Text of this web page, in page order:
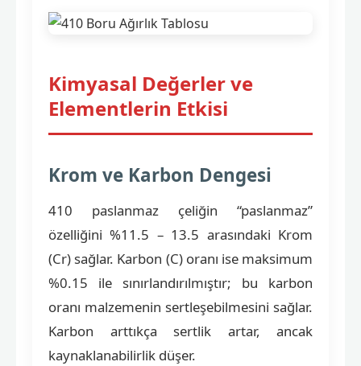
Kimyasal Değerler ve
Elementlerin Etkisi
Krom ve Karbon Dengesi
410 paslanmaz çeliğin “paslanmaz”
özelliğini %11.5 – 13.5 arasındaki Krom
(Cr) sağlar. Karbon (C) oranı ise maksimum
%0.15 ile sınırlandırılmıştır; bu karbon
oranı malzemenin sertleşebilmesini sağlar.
Karbon arttıkça sertlik artar, ancak
kaynaklanabilirlik düşer.